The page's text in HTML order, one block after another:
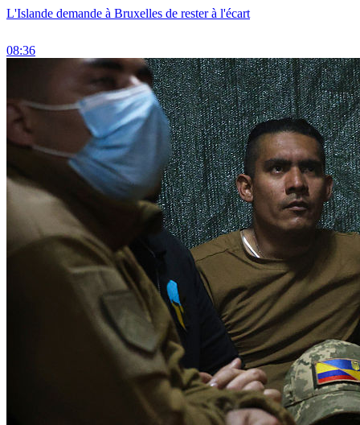
L'Islande demande à Bruxelles de rester à l'écart
08:36